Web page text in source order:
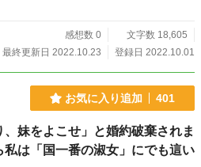
感想数 0
文字数 18,605
最終更新日 2022.10.23
登録日 2022.10.01
お気に入り追加 401
、妹をよこせ」と婚約破棄されま
私は「国一番の淑女」にでも這い